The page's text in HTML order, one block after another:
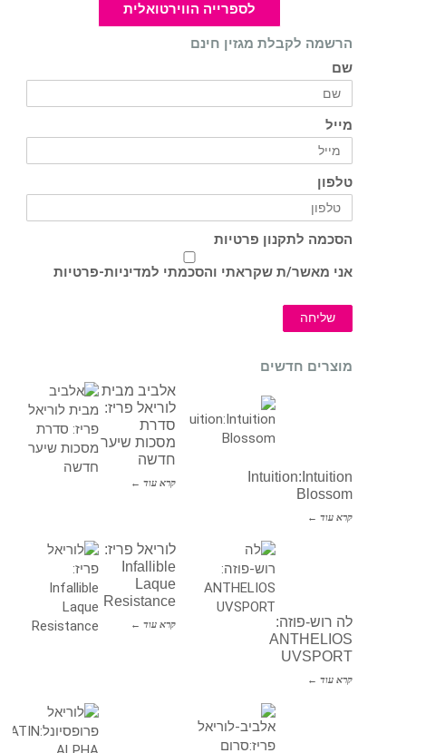
לספרייה הווירטואלית
הרשמה לקבלת מגזין חינם
שם
מייל
טלפון
הסכמה לתקנון פרטיות
אני מאשר/ת שקראתי והסכמתי למדיניות-פרטיות
שליחה
מוצרים חדשים
אלביב מבית
לוריאל פריז:
סדרת
מסכות שיער
חדשה
קרא עוד ←
Intuition:Intuition
Blossom
קרא עוד ←
לוריאל פריז:
Infallible
Laque
Resistance
קרא עוד ←
לה רוש-פוזה:
ANTHELIOS
UVSPORT
קרא עוד ←